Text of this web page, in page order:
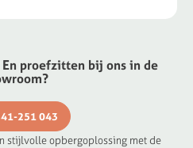
proefzitten bij ons in de
251 043
stijlvolle opbergoplossing met de